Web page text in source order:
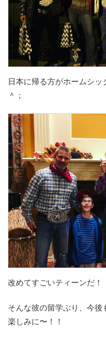
日本に帰る方がホームシッ
＾；
改めてすごいティーンだ！
そんな彼の留学ぶり、今
楽しみに〜！！